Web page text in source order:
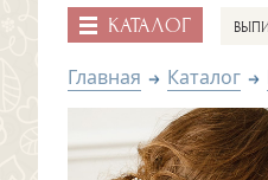
КАТАЛОГ
Главная Каталог